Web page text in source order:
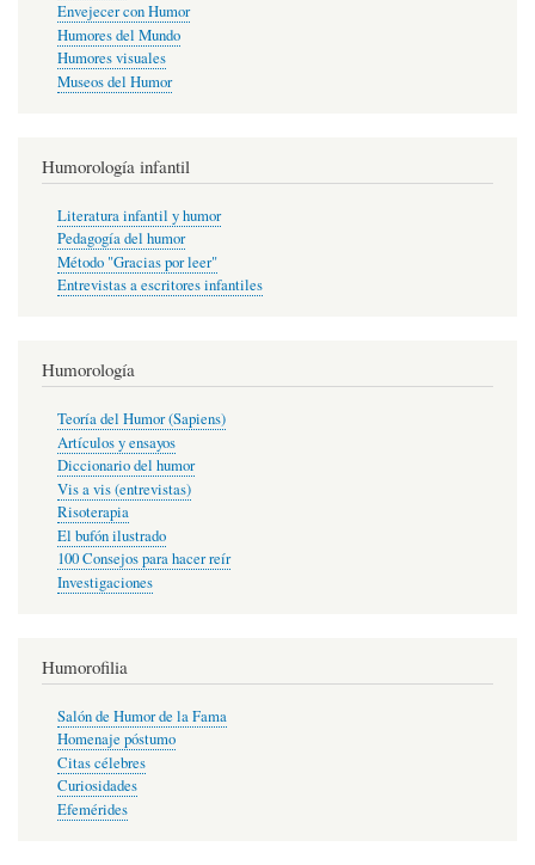
Envejecer con Humor
Humores del Mundo
Humores visuales
Museos del Humor
Humorología infantil
Literatura infantil y humor
Pedagogía del humor
Método "Gracias por leer"
Entrevistas a escritores infantiles
Humorología
Teoría del Humor (Sapiens)
Artículos y ensayos
Diccionario del humor
Vis a vis (entrevistas)
Risoterapia
El bufón ilustrado
100 Consejos para hacer reír
Investigaciones
Humorofilia
Salón de Humor de la Fama
Homenaje póstumo
Citas célebres
Curiosidades
Efemérides